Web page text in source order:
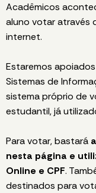
Acadêmicos
aluno votar através
internet.
Estaremos
Sistemas de
sistema próprio de
estudantil, já
Para votar, bastará
nesta página e
Online e CPF.
destinados para